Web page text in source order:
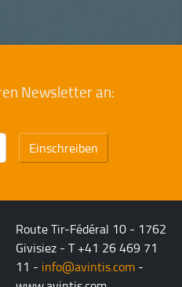
Newsletter an:
Einschreiben
Route Tir-Fédéral 10 - 1762
Givisiez - T +41 26 469 71
11 - info@avintis.com -